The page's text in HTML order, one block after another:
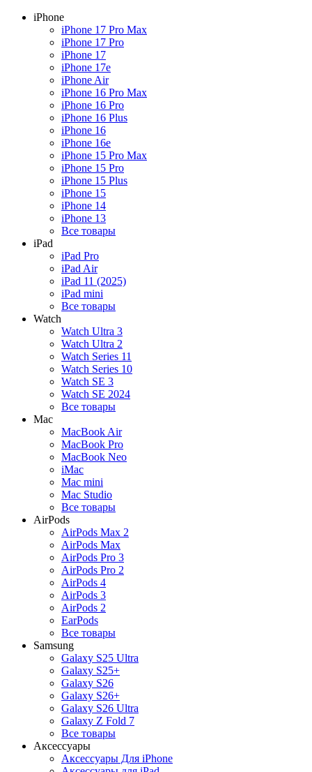
iPhone
iPhone 17 Pro Max
iPhone 17 Pro
iPhone 17
iPhone 17e
iPhone Air
iPhone 16 Pro Max
iPhone 16 Pro
iPhone 16 Plus
iPhone 16
iPhone 16e
iPhone 15 Pro Max
iPhone 15 Pro
iPhone 15 Plus
iPhone 15
iPhone 14
iPhone 13
Все товары
iPad
iPad Pro
iPad Air
iPad 11 (2025)
iPad mini
Все товары
Watch
Watch Ultra 3
Watch Ultra 2
Watch Series 11
Watch Series 10
Watch SE 3
Watch SE 2024
Все товары
Mac
MacBook Air
MacBook Pro
MacBook Neo
iMac
Mac mini
Mac Studio
Все товары
AirPods
AirPods Max 2
AirPods Max
AirPods Pro 3
AirPods Pro 2
AirPods 4
AirPods 3
AirPods 2
EarPods
Все товары
Samsung
Galaxy S25 Ultra
Galaxy S25+
Galaxy S26
Galaxy S26+
Galaxy S26 Ultra
Galaxy Z Fold 7
Все товары
Аксессуары
Аксессуары Для iPhone